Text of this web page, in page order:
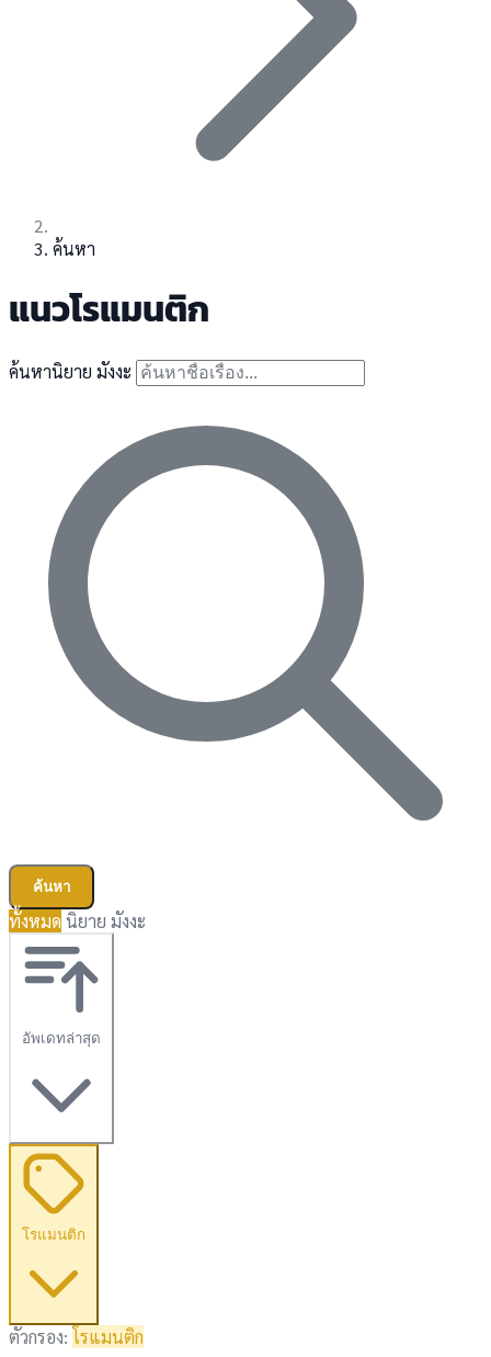
ค้นหา
แนวโรแมนติก
ค้นหานิยาย มังงะ
ค้นหา
ทั้งหมด นิยาย มังงะ
อัพเดทล่าสุด
โรแมนติก
ตัวกรอง: โรแมนติก